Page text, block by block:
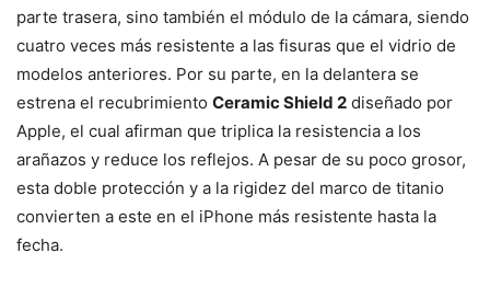
parte trasera, sino también el módulo de la cámara, siendo
cuatro veces más resistente a las fisuras que el vidrio de
modelos anteriores. Por su parte, en la delantera se
estrena el recubrimiento Ceramic Shield 2 diseñado por
Apple, el cual afirman que triplica la resistencia a los
arañazos y reduce los reflejos. A pesar de su poco grosor,
esta doble protección y a la rigidez del marco de titanio
convierten a este en el iPhone más resistente hasta la
fecha.